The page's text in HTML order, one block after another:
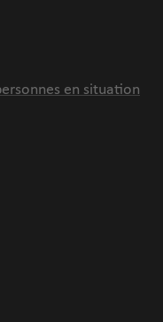
en situation